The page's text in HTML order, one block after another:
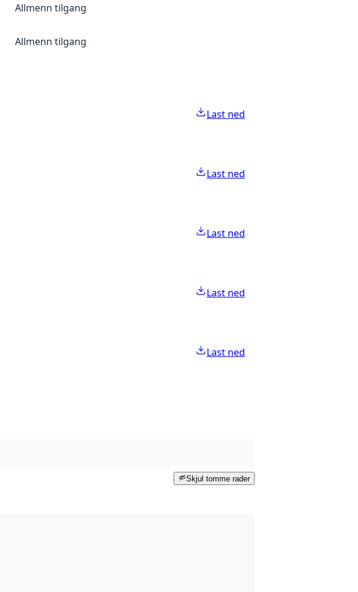
Allmenn tilgang
Allmenn tilgang
Last ned
Last ned
Last ned
Last ned
Last ned
Skjul tomme rader